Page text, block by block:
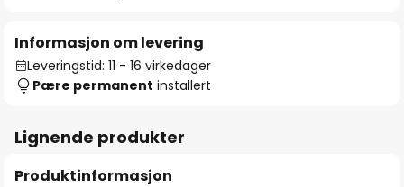
Informasjon om levering
Leveringstid: 11 - 16 virkedager
Pære permanent installert
Lignende produkter
Produktinformasjon